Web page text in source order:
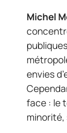
Michel
envies
face : le
minorité,